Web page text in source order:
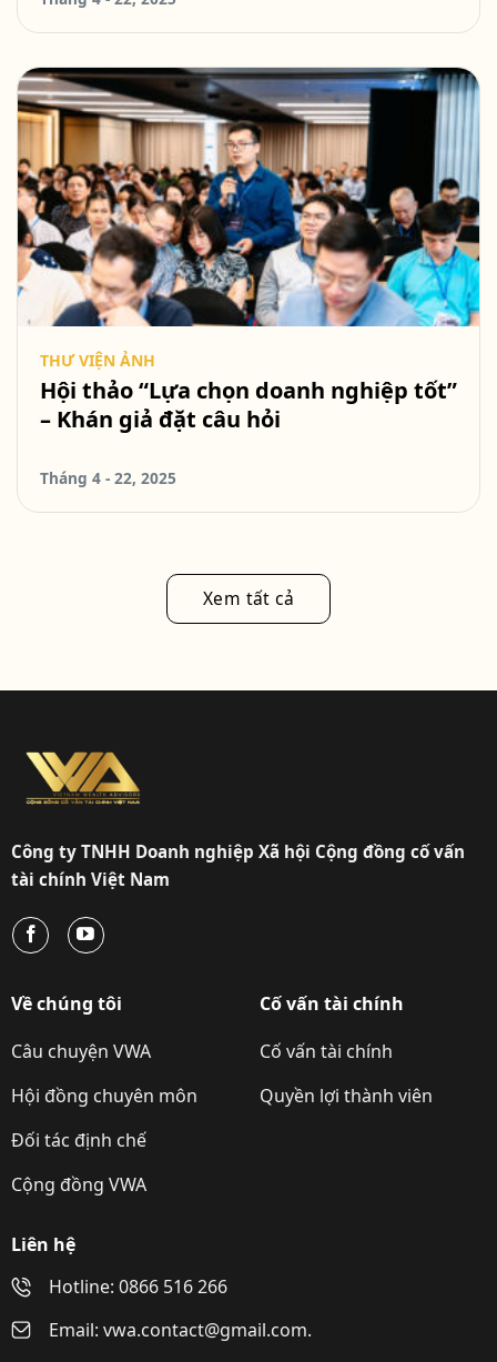
THƯ VIỆN ẢNH
Hội thảo “Lựa chọn doanh nghiệp tốt”
– Khán giả đặt câu hỏi
Tháng 4 - 22, 2025
Xem tất cả
Công ty TNHH Doanh nghiệp Xã hội Cộng đồng cố vấn
tài chính Việt Nam
Về chúng tôi
Câu chuyện VWA
Hội đồng chuyên môn
Đối tác định chế
Cộng đồng VWA
Cố vấn tài chính
Cố vấn tài chính
Quyền lợi thành viên
Liên hệ
Hotline: 0866 516 266
Email: vwa.contact@gmail.com.